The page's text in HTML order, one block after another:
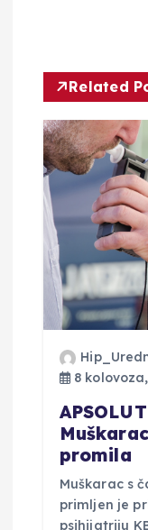
a
o
b
a
Related
8
promila
Muškarac s
primljen je
psihijatriju